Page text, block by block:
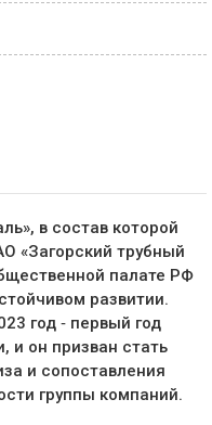
в состав которой
«Загорский трубный
палате РФ
развитии.
год ‑ первый год
и он призван стать
и сопоставления
группы компаний.